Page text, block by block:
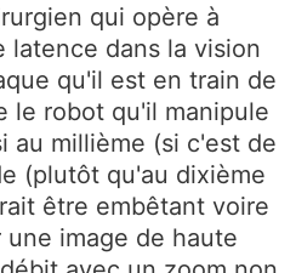
qui opère à
latence dans la vision
qu'il est en train de
le robot qu'il manipule
au millième (si c'est de
(plutôt qu'au dixième
être embêtant voire
image de haute